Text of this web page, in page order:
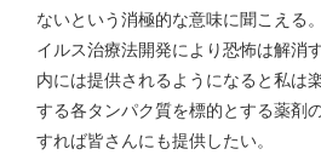
ないという消極的な意味に聞こえる
イルス治療法開発により恐怖は解消
内には提供されるようになると私は
する各タンパク質を標的とする薬剤
すれば皆さんにも提供したい。